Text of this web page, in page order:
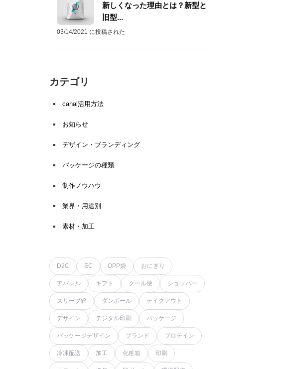
新しくなった理由とは？新型と
旧型...
03/14/2021 に投稿された
カテゴリ
canal活用方法
お知らせ
デザイン・ブランディング
パッケージの種類
制作ノウハウ
業界・用途別
素材・加工
D2C EC OPP袋 おにぎり
アパレル ギフト クール便 ショッパー
スリーブ箱 ダンボール テイクアウト
デザイン デジタル印刷 パッケージ
パッケージデザイン ブランド プロテイン
冷凍配送 加工 化粧箱 印刷